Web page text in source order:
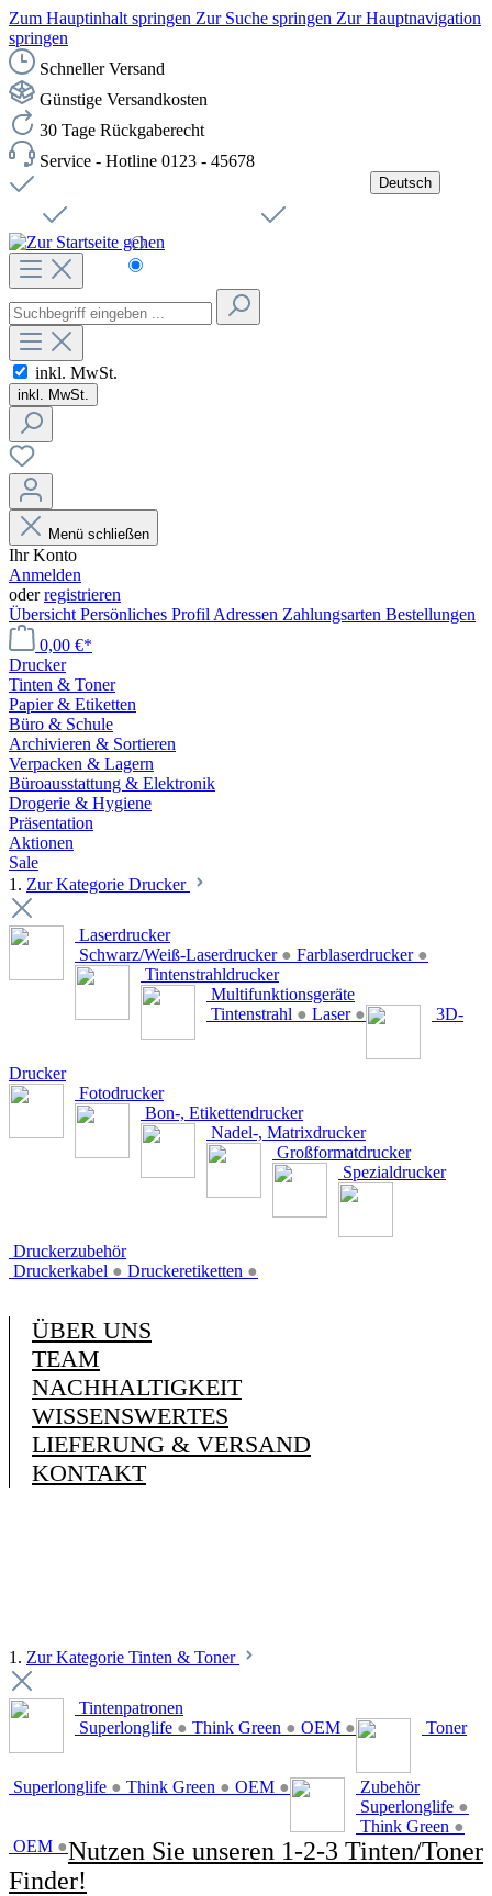
Zum Hauptinhalt springen Zur Suche springen Zur Hauptnavigation
springen
Schneller Versand
Günstige Versandkosten
30 Tage Rückgaberecht
Service - Hotline 0123 - 45678
Deutsch
Čeština
inkl. MwSt.
inkl. MwSt.
Menü schließen
Ihr Konto
Anmelden
oderregistrieren
Übersicht Persönliches Profil Adressen Zahlungsarten Bestellungen
0,00 €*
Drucker
Tinten & Toner
Papier & Etiketten
Büro & Schule
Archivieren & Sortieren
Verpacken & Lagern
Büroausstattung & Elektronik
Drogerie & Hygiene
Präsentation
Aktionen
Sale
1. Zur Kategorie Drucker
Laserdrucker
Schwarz/Weiß-Laserdrucker ● Farblaserdrucker ●
Tintenstrahldrucker
Multifunktionsgeräte
Tintenstrahl ● Laser ● 3D-
Drucker
Fotodrucker
Bon-, Etikettendrucker
Nadel-, Matrixdrucker
Großformatdrucker
Spezialdrucker
Druckerzubehör
Druckerkabel ● Druckeretiketten ●
ÜBER UNS
TEAM
NACHHALTIGKEIT
WISSENSWERTES
LIEFERUNG & VERSAND
KONTAKT
1. Zur Kategorie Tinten & Toner
Tintenpatronen
Superlonglife ● Think Green ● OEM ● Toner
Superlonglife ● Think Green ● OEM ●
Zubehör
Superlonglife ●
Think Green ●
OEM ●Nutzen Sie unseren 1-2-3 Tinten/Toner
Finder!